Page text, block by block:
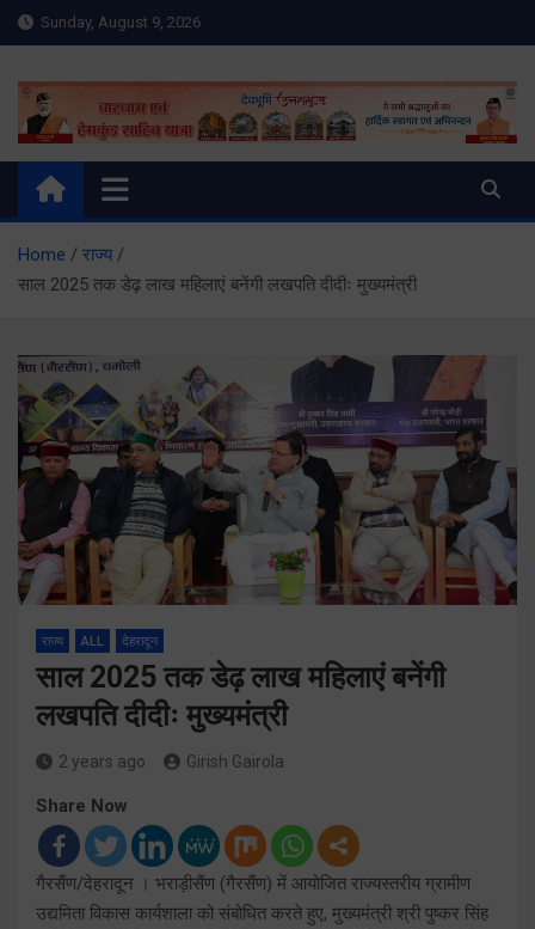
Skip
to
Sunday, August 9, 2026
Meru Raibar | Uttarakhand
News | Uttarkashi News
meruraibar.com
Home
राज्य
साल 2025 तक डेढ़ लाख महिलाएं बनेंगी लखपति दीदीः मुख्यमंत्री
राज्य ALL देहरादून
साल 2025 तक डेढ़ लाख महिलाएं बनेंगी
लखपति दीदीः मुख्यमंत्री
2 years ago Girish Gairola
Share Now
गैरसैंण/देहरादून । भराड़ीसैंण (गैरसैंण) में आयोजित राज्यस्तरीय ग्रामीण
उद्यमिता विकास कार्यशाला को संबोधित करते हुए, मुख्यमंत्री श्री पुष्कर सिंह